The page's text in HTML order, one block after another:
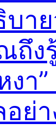
บา
ถึง
งา
ย่า